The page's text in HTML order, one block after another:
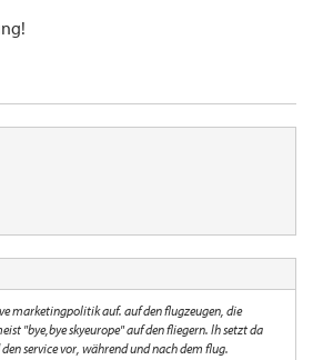
marketingpolitik auf. auf den flugzeugen, die
"bye,bye skyeurope" auf den fliegern. lh setzt da
service vor, während und nach dem flug.